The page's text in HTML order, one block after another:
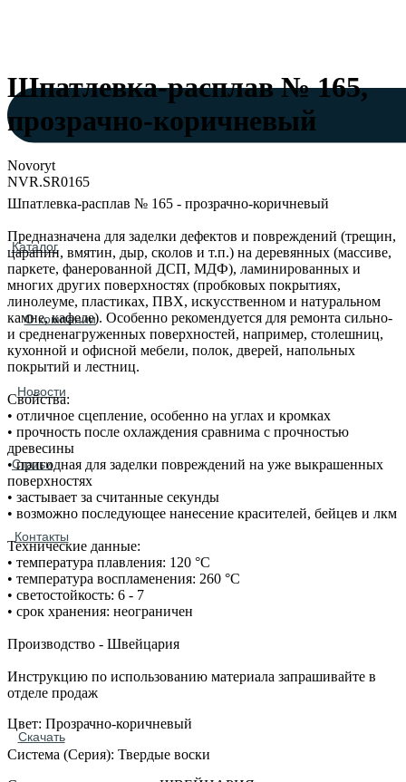
Каталог
О компании
Новости
Статьи
Контакты
Скачать
Шпатлевка-расплав № 165,
прозрачно-коричневый
Novoryt
NVR.SR0165
Шпатлевка-расплав № 165 - прозрачно-коричневый
Предназначена для заделки дефектов и повреждений (трещин,
царапин, вмятин, дыр, сколов и т.п.) на деревянных (массиве,
паркете, фанерованной ДСП, МДФ), ламинированных и
многих других поверхностях (пробковых покрытиях,
линолеуме, пластиках, ПВХ, искусственном и натуральном
камне, кафеле). Особенно рекомендуется для ремонта сильно‐
и средненагруженных поверхностей, например, столешниц,
кухонной и офисной мебели, полок, дверей, напольных
покрытий и лестниц.
Свойства:
• отличное сцепление, особенно на углах и кромках
• прочность после охлаждения сравнима с прочностью
древесины
• пригодная для заделки повреждений на уже выкрашенных
поверхностях
• застывает за считанные секунды
• возможно последующее нанесение красителей, бейцев и лкм
Технические данные:
• температура плавления: 120 °С
• температура воспламенения: 260 °С
• светостойкость: 6 - 7
• срок хранения: неограничен
Производство - Швейцария
Инструкцию по использованию материала запрашивайте в
отделе продаж
Цвет: Прозрачно-коричневый
Система (Серия): Твердые воски